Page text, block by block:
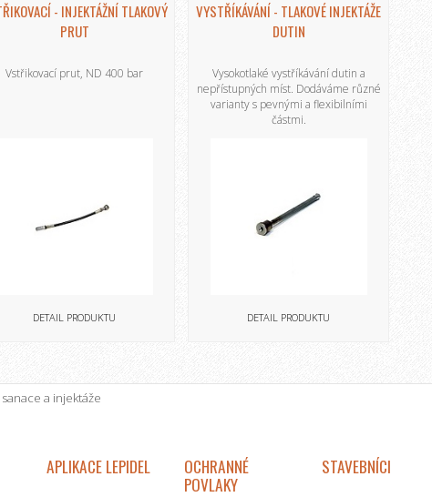
- INJEKTÁŽNÍ TLAKOVÝ
PRUT
Vstřikovací prut, ND 400 bar
DETAIL PRODUKTU
VYSTŘÍKÁVÁNÍ - TLAKOVÉ INJEKTÁŽE
DUTIN
Vysokotlaké vystříkávání dutin a
nepřístupných míst. Dodáváme různé
varianty s pevnými a flexibilními
částmi.
DETAIL PRODUKTU
a injektáže
APLIKACE LEPIDEL OCHRANNÉ
POVLAKY
STAVEBNÍCI